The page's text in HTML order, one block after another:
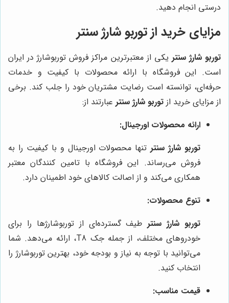
درستی انجام دهید.
مزایای خرید از توربو شارژ سنتر
توربو شارژ سنتر یکی از معتبرترین مراکز فروش توربوشارژ در ایران
است. این فروشگاه با ارائه محصولات با کیفیت و خدمات
حرفه‌ای، توانسته است رضایت مشتریان خود را جلب کند. برخی
از مزایای خرید از توربو شارژ سنتر عبارتند از:
ارائه محصولات اورجینال:
توربو شارژ سنترتنها محصولات اورجینال و با کیفیت را به
فروش می‌رساند. این فروشگاه با تامین کنندگان معتبر
همکاری می‌کند و از اصالت کالاهای خود اطمینان دارد.
تنوع محصولات:
توربو شارژ سنترطیف گسترده‌ای از توربوشارژها را برای
خودروهای مختلف، از جمله جک T8، ارائه می‌دهد. شما
می‌توانید با توجه به نیاز و بودجه خود، بهترین توربوشارژ را
انتخاب کنید.
قیمت مناسب: